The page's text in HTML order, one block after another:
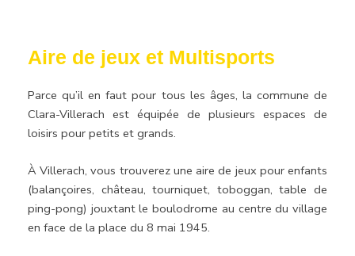
Aire de jeux et Multisports
Parce qu’il en faut pour tous les âges, la commune de
Clara-Villerach est équipée de plusieurs espaces de
loisirs pour petits et grands.
À Villerach, vous trouverez une aire de jeux pour enfants
(balançoires, château, tourniquet, toboggan, table de
ping-pong) jouxtant le boulodrome au centre du village
en face de la place du 8 mai 1945.